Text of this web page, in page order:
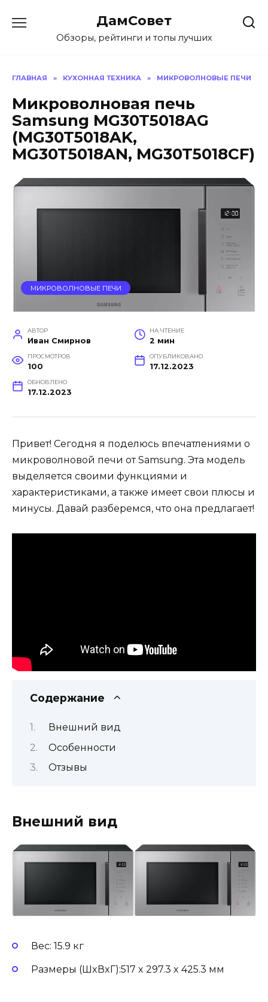
содержанию
ДамСовет
Обзоры, рейтинги и топы лучших
ГЛАВНАЯ » КУХОННАЯ ТЕХНИКА » МИКРОВОЛНОВЫЕ ПЕЧИ
Микроволновая печь
Samsung MG30T5018AG
(MG30T5018AK,
MG30T5018AN, MG30T5018CF)
МИКРОВОЛНОВЫЕ ПЕЧИ
АВТОР
Иван Смирнов
НА ЧТЕНИЕ
2 мин
ПРОСМОТРОВ
100
ОПУБЛИКОВАНО
17.12.2023
ОБНОВЛЕНО
17.12.2023
Привет! Сегодня я поделюсь впечатлениями о
микроволновой печи от Samsung. Эта модель
выделяется своими функциями и
характеристиками, а также имеет свои плюсы и
минусы. Давай разберемся, что она предлагает!
Содержание
Внешний вид
Особенности
Отзывы
Внешний вид
Вес: 15.9 кг
Размеры (ШxВxГ):517 x 297.3 x 425.3 мм